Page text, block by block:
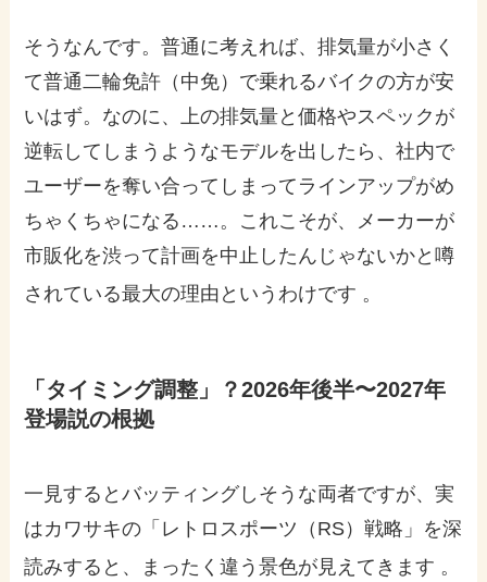
そうなんです。普通に考えれば、排気量が小さく
て普通二輪免許（中免）で乗れるバイクの方が安
いはず。なのに、上の排気量と価格やスペックが
逆転してしまうようなモデルを出したら、社内で
ユーザーを奪い合ってしまってラインアップがめ
ちゃくちゃになる……。これこそが、メーカーが
市販化を渋って計画を中止したんじゃないかと噂
されている最大の理由というわけです 。
「タイミング調整」？2026年後半〜2027年
登場説の根拠
一見するとバッティングしそうな両者ですが、実
はカワサキの「レトロスポーツ（RS）戦略」を深
読みすると、まったく違う景色が見えてきます 。